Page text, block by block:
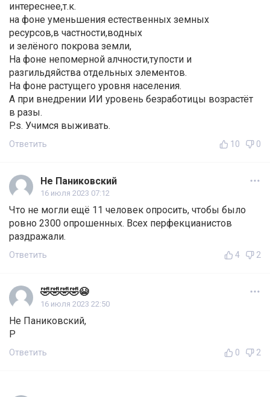
интереснее,т.к.
на фоне уменьшения естественных земных
ресурсов,в частности,водных
и зелёного покрова земли,
На фоне непомерной алчности,тупости и
разгильдяйства отдельных элементов.
На фоне растущего уровня населения.
А при внедрении ИИ уровень безработицы возрастёт
в разы.
P.s. Учимся выживать.
Ответить 10 0
Не Паниковский
16 июля 2023 07:12
Что не могли ещё 11 человек опросить, чтобы было
ровно 2300 опрошенных. Всех перфекцианистов
раздражали.
Ответить 4 2
🤣🤣🤣🤣😭
16 июля 2023 22:50
Не Паниковский,
Р
Ответить 0 2